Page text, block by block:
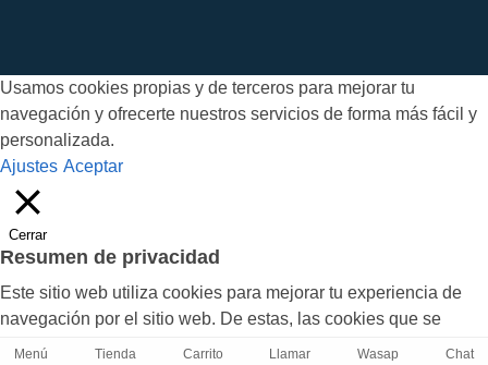
Usamos cookies propias y de terceros para mejorar tu
navegación y ofrecerte nuestros servicios de forma más fácil y
personalizada.
Ajustes Aceptar
Cerrar
Resumen de privacidad
Este sitio web utiliza cookies para mejorar tu experiencia de
navegación por el sitio web. De estas, las cookies que se
clasifican como necesarias se almacenan en tu navegador, ya
Menú Tienda Carrito Llamar Wasap Chat